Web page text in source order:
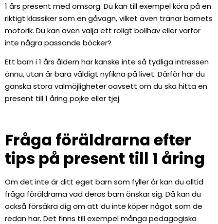
1 års present med omsorg. Du kan till exempel köra på en
riktigt klassiker som en gåvagn, vilket även tränar barnets
motorik. Du kan även välja ett roligt bollhav eller varför
inte några passande böcker?
Ett barn i 1 års åldern har kanske inte så tydliga intressen
ännu, utan är bara väldigt nyfikna på livet. Därför har du
ganska stora valmöjligheter oavsett om du ska hitta en
present till 1 åring pojke eller tjej.
Fråga föräldrarna efter
tips på present till 1 åring
Om det inte är ditt eget barn som fyller år kan du alltid
fråga föräldrarna vad deras barn önskar sig. Då kan du
också försäkra dig om att du inte köper något som de
redan har. Det finns till exempel många pedagogiska